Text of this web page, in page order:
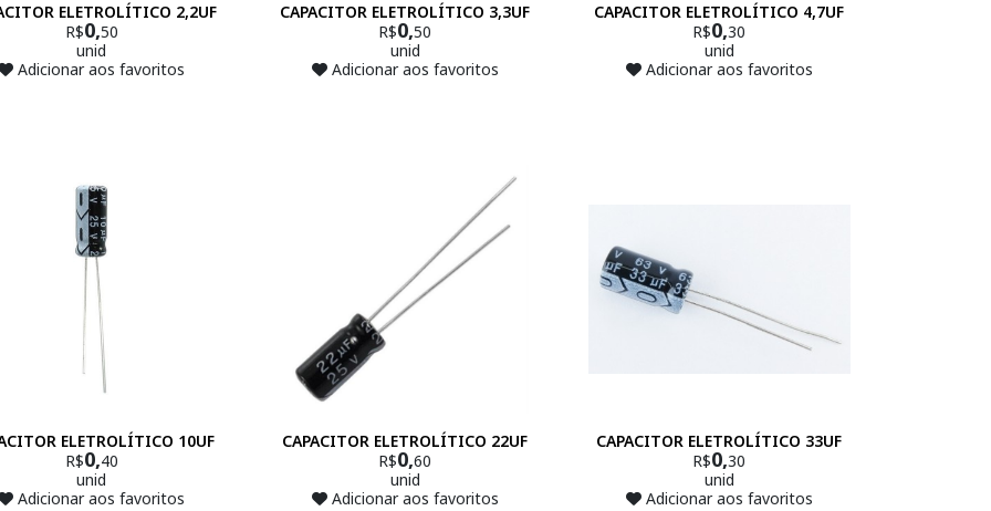
ELETROLÍTICO 2,2UF
R$0,50
unid
Adicionar aos favoritos
CAPACITOR ELETROLÍTICO 3,3UF
R$0,50
unid
Adicionar aos favoritos
CAPACITOR ELETROLÍTICO 4,7UF
R$0,30
unid
Adicionar aos favoritos
ELETROLÍTICO 10UF
R$0,40
unid
Adicionar aos favoritos
CAPACITOR ELETROLÍTICO 22UF
R$0,60
unid
Adicionar aos favoritos
CAPACITOR ELETROLÍTICO 33UF
R$0,30
unid
Adicionar aos favoritos